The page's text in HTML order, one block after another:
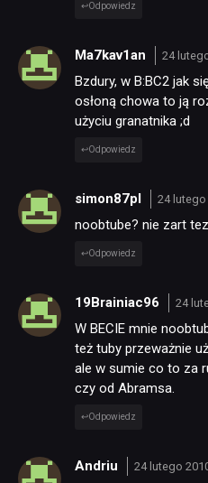
Odpowiedz
Ma7kav1an 24
Bzdury, w B:BC2 jak
osłoną chowa to ją
użyciu granatnika ;d
Odpowiedz
simon87pl 24 lutego
noobtube? nie zart
Odpowiedz
19Brainiac96 24
W BECIE mnie
też tuby przeważnie
ale w sumie co to za
czy od Abramsa.
Odpowiedz
Andriu 24 lutego